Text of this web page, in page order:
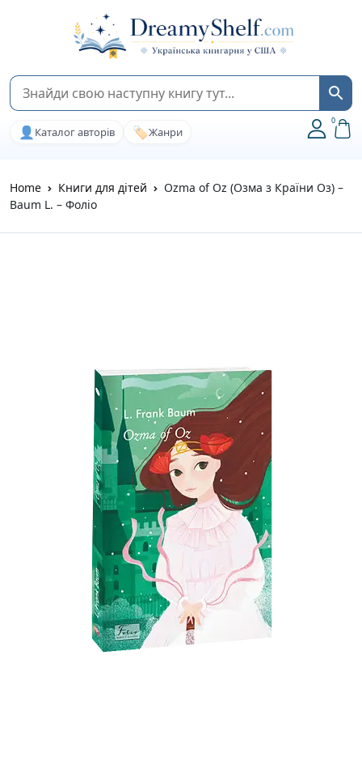
👤 Каталог авторів 🏷️Жанри
0
Home Книги для дітей
Ozma of Oz (Озма з Країни Оз) –
Baum L. – Фоліо